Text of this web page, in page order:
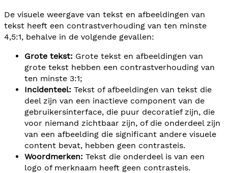
De visuele weergave van tekst en afbeeldingen van
tekst heeft een contrastverhouding van ten minste
4,5:1, behalve in de volgende gevallen:
Grote tekst: Grote tekst en afbeeldingen van
grote tekst hebben een contrastverhouding van
ten minste 3:1;
Incidenteel: Tekst of afbeeldingen van tekst die
deel zijn van een inactieve component van de
gebruikersinterface, die puur decoratief zijn, die
voor niemand zichtbaar zijn, of die onderdeel zijn
van een afbeelding die significant andere visuele
content bevat, hebben geen contrasteis.
Woordmerken: Tekst die onderdeel is van een
logo of merknaam heeft geen contrasteis.